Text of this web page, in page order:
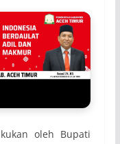
oleh Bupati